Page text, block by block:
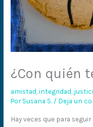
¿Con quién
amistad,integridad,
PorSusana S. / Deja un
Hay veces que para